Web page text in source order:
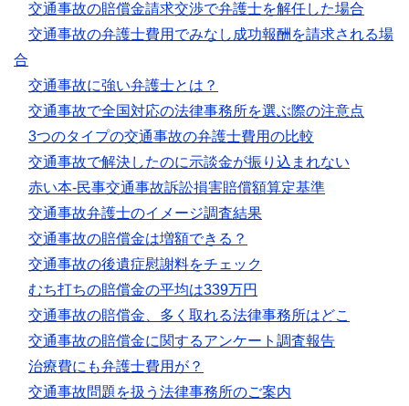
交通事故の賠償金請求交渉で弁護士を解任した場合
交通事故の弁護士費用でみなし成功報酬を請求される場
合
交通事故に強い弁護士とは？
交通事故で全国対応の法律事務所を選ぶ際の注意点
3つのタイプの交通事故の弁護士費用の比較
交通事故で解決したのに示談金が振り込まれない
赤い本-民事交通事故訴訟損害賠償額算定基準
交通事故弁護士のイメージ調査結果
交通事故の賠償金は増額できる？
交通事故の後遺症慰謝料をチェック
むち打ちの賠償金の平均は339万円
交通事故の賠償金、多く取れる法律事務所はどこ
交通事故の賠償金に関するアンケート調査報告
治療費にも弁護士費用が？
交通事故問題を扱う法律事務所のご案内